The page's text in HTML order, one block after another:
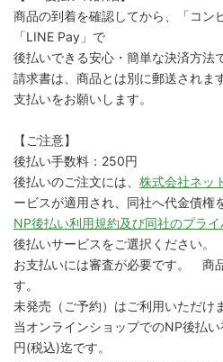
商品の到着を確認してから、「コン
「LINE Pay」で
後払いできる安心・簡単な決済方法
請求書は、商品とは別に郵送されま
支払いをお願いします。
【ご注意】
後払い手数料：250円
後払いのご注文には、 株式会社ネッ
ービスが適用され、同社へ代金債権
NP後払い利用規約及び同社のプラ
後払いサービスをご選択ください。
お支払いには審査が必要です。 商
す。
未発売（ご予約）はご利用いただけ
当オンラインショップでのNP後払
円(税込)迄です。